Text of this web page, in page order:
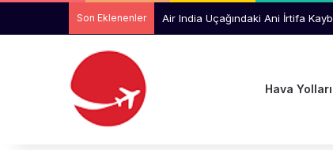
Son Eklenenler Air India Uçağındaki Ani İrtifa
Hava Yolları